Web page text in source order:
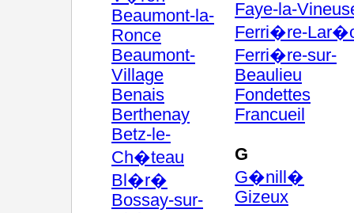
Beaumont-la-
Ronce
Beaumont-
Village
Benais
Berthenay
Betz-le-
Ch�teau
Bl�r�
Bossay-sur-
Faye-la-
Ferri�re-
Ferri�re-sur-
Beaulieu
Fondettes
Francueil
G
G�nill�
Gizeux